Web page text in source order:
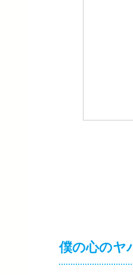
僕の心のヤ